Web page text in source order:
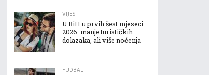
VIJESTI
U BiH u prvih šest mjeseci
2026. manje turističkih
dolazaka, ali više noćenja
FUDBAL